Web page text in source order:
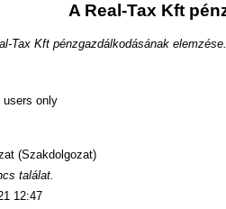
A Real-Tax Kft
Tax Kft pénzgazdálkodásának elemzése.
users only
(Szakdolgozat)
találat.
12:47